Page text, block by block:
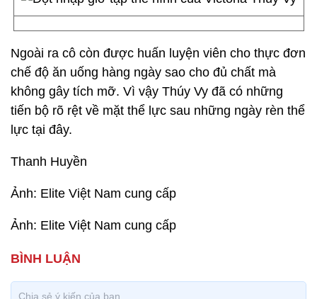
Ngoài ra cô còn được huấn luyện viên cho thực đơn
chế độ ăn uống hàng ngày sao cho đủ chất mà
không gây tích mỡ. Vì vậy Thúy Vy đã có những
tiến bộ rõ rệt về mặt thể lực sau những ngày rèn thể
lực tại đây.
Thanh Huyền
Ảnh: Elite Việt Nam cung cấp
Ảnh: Elite Việt Nam cung cấp